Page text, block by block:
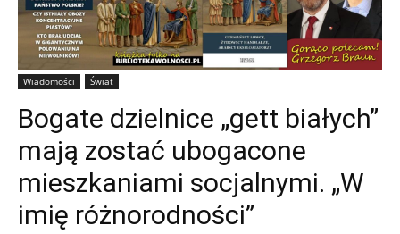
Wiadomości Świat
Bogate dzielnice „gett białych”
mają zostać ubogacone
mieszkaniami socjalnymi. „W
imię różnorodności”